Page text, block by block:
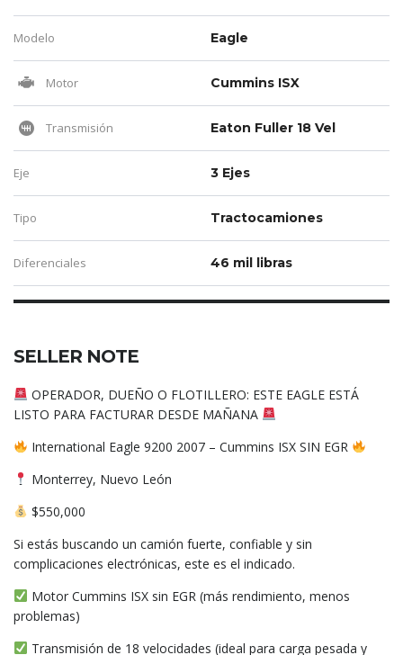
Modelo Eagle
Motor Cummins ISX
Transmisión Eaton Fuller 18 Vel
Eje 3 Ejes
Tipo Tractocamiones
Diferenciales 46 mil libras
SELLER NOTE
OPERADOR, DUEÑO O FLOTILLERO: ESTE EAGLE ESTÁ
LISTO PARA FACTURAR DESDE MAÑANA
International Eagle 9200 2007 – Cummins ISX SIN EGR
Monterrey, Nuevo León
$550,000
Si estás buscando un camión fuerte, confiable y sin
complicaciones electrónicas, este es el indicado.
Motor Cummins ISX sin EGR (más rendimiento, menos
problemas)
Transmisión de 18 velocidades (ideal para carga pesada y